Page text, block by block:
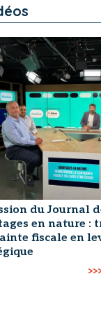
du Journal
en nature :
fiscale en